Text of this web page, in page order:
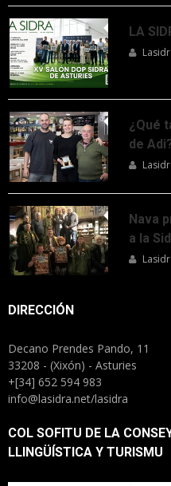
LA
¿Qué
de
Nava
a la
DIRECCIÓN
Decano Prendes Pando, 11
33208 - (Xixón) - Asturies
+[34] 652 594 983
info@lasidra.net/lasidra
COL SOFITU DE LA
LLINGÜÍSTICA Y TURISMU